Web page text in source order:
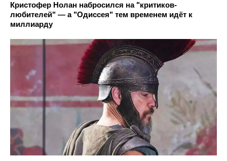
Кристофер Нолан набросился на "критиков-
любителей" — а "Одиссея" тем временем идёт к
миллиарду